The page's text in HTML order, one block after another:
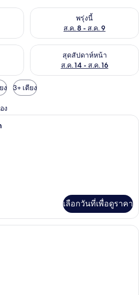
งในคืนนี้ ส.ค. 7 - ส.ค. 8พรุ่งนี้
ส.ค. 8 - ส.ค. 9
ตรวจสอบจำนวนห้องพักว่างใน
ในสุดสัปดาห์นี้ ส.ค. 7 - ส.ค. 9
สุดสัปดาห์หน้า
ส.ค. 14 - ส.ค. 16
ตรวจสอบจำนวนห้องพักว่างใน
ง 3+ เตียง
ง
เครื่องนอนระดับพรีเมียม, ตู้นิรภัยในห้
เลือกวันที่เพื่อดูราคา